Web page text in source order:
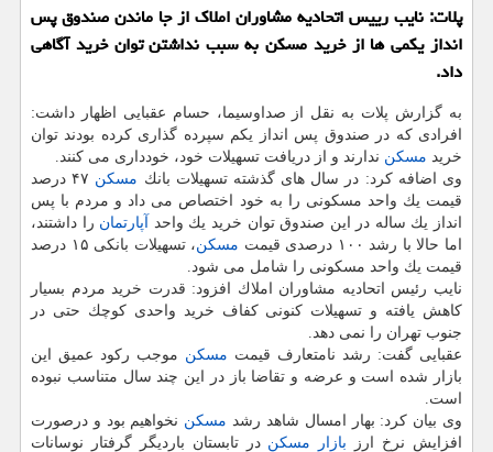
پلات: نایب رییس اتحادیه مشاوران املاك از جا ماندن صندوق پس
انداز یكمی ها از خرید مسكن به سبب نداشتن توان خرید آگاهی
داد.
به گزارش پلات به نقل از صداوسیما، حسام عقبایی اظهار داشت:
افرادی كه در صندوق پس انداز یكم سپرده گذاری كرده بودند توان
خرید مسكن ندارند و از دریافت تسهیلات خود، خودداری می كنند.
وی اضافه كرد: در سال های گذشته تسهیلات بانك مسكن
۴۷ درصد
قیمت یك واحد مسكونی را به خود اختصاص می داد و مردم با پس
انداز یك ساله در این صندوق توان خرید یك واحد
آپارتمان را داشتند،
اما حالا با رشد ۱۰۰ درصدی قیمت
مسكن
، تسهیلات بانكی ۱۵ درصد
قیمت یك واحد مسكونی را شامل می شود.
نایب رئیس اتحادیه مشاوران املاك افزود: قدرت خرید مردم بسیار
كاهش یافته و تسهیلات كنونی كفاف خرید واحدی كوچك حتی در
جنوب تهران را نمی دهد.
عقبایی گفت: رشد نامتعارف قیمت مسكن موجب ركود عمیق این
بازار شده است و عرضه و تقاضا باز در این چند سال متناسب نبوده
است.
وی بیان كرد: بهار امسال شاهد رشد مسكن نخواهیم بود و درصورت
افزایش نرخ ارز بازار مسكن در تابستان باردیگر گرفتار نوسانات